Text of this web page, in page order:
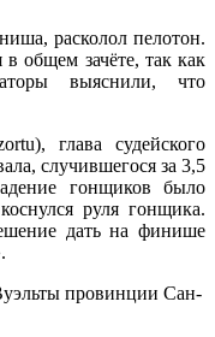
расколол пелотон.
общем зачёте, так как
выяснили, что
глава судейского
случившегося за 3,5
гонщиков было
руля гонщика.
дать на финише